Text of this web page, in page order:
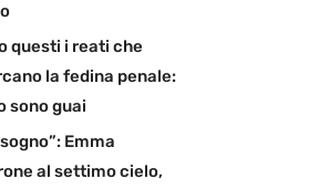
questi i reati che
la fedina penale:
sono guai
Emma
al settimo cielo,